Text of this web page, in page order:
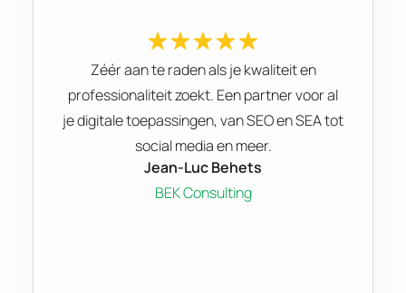
Zéér aan te raden als je kwaliteit en
professionaliteit zoekt. Een partner voor al
je digitale toepassingen, van SEO en SEA tot
social media en meer.
Jean-Luc Behets
BEK Consulting